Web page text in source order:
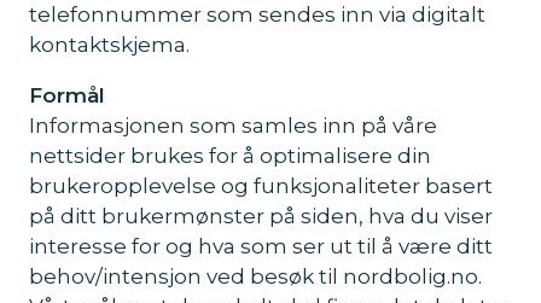
telefonnummer som sendes inn via digitalt
kontaktskjema.
Formål
Informasjonen som samles inn på våre
nettsider brukes for å optimalisere din
brukeropplevelse og funksjonaliteter basert
på ditt brukermønster på siden, hva du viser
interesse for og hva som ser ut til å være ditt
behov/intensjon ved besøk til nordbolig.no.